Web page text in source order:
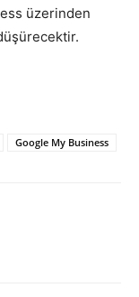
üzerinden
Google My Business